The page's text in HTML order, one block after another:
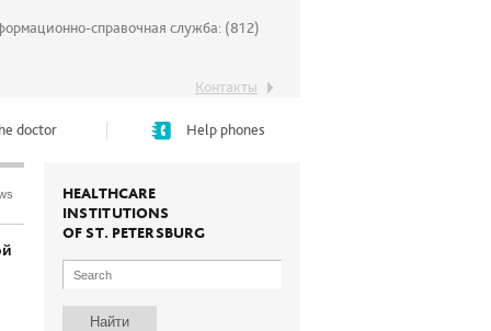
справочная служба: (812)
Контакты
doctor Help phones
HEALTHCARE
INSTITUTIONS
OF ST. PETERSBURG